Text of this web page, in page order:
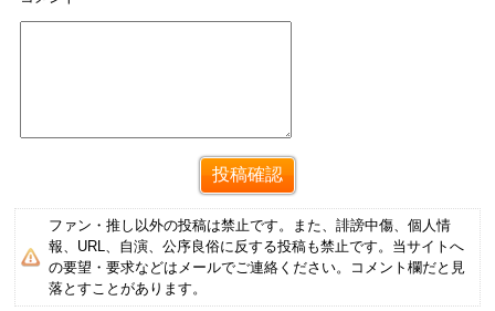
ファン・推し以外の投稿は禁止です。また、誹謗中傷、個人情
報、URL、自演、公序良俗に反する投稿も禁止です。当サイトへ
の要望・要求などはメールでご連絡ください。コメント欄だと見
落とすことがあります。